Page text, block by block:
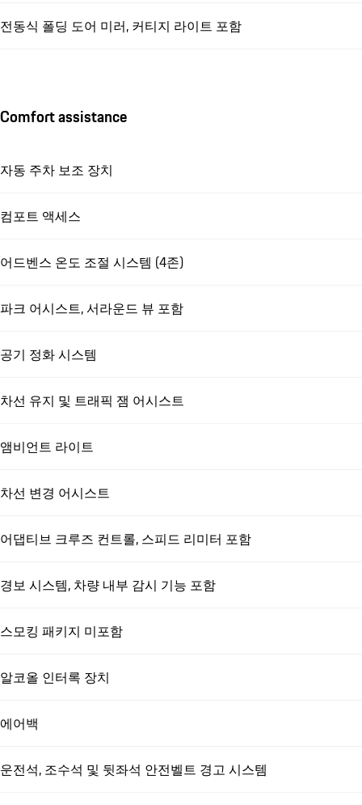
전동식 폴딩 도어 미러, 커티지 라이트 포함
Comfort assistance
자동 주차 보조 장치
컴포트 액세스
어드벤스 온도 조절 시스템 (4존)
파크 어시스트, 서라운드 뷰 포함
공기 정화 시스템
차선 유지 및 트래픽 잼 어시스트
앰비언트 라이트
차선 변경 어시스트
어댑티브 크루즈 컨트롤, 스피드 리미터 포함
경보 시스템, 차량 내부 감시 기능 포함
스모킹 패키지 미포함
알코올 인터록 장치
에어백
운전석, 조수석 및 뒷좌석 안전벨트 경고 시스템